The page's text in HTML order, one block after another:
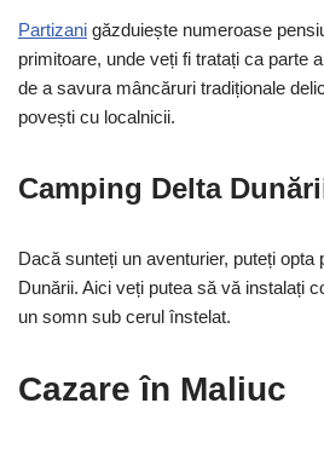
Partizani găzduiește numeroase
primitoare, unde veți fi tratați ca parte
de a savura mâncăruri tradiționale
povești cu localnicii.
Camping Delta
Dacă sunteți un aventurier, puteți opta
Dunării. Aici veți putea să vă instalați
un somn sub cerul înstelat.
Cazare în Maliuc